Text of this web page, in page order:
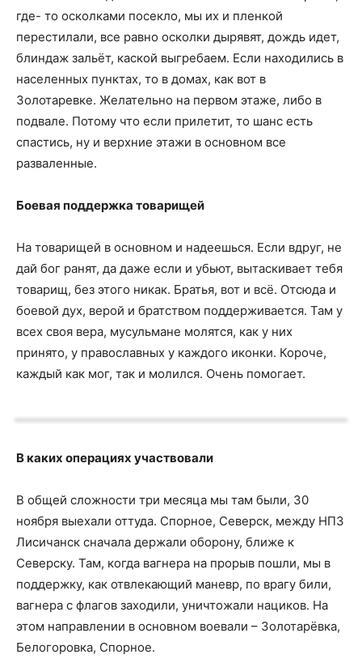
где- то осколками посекло, мы их и пленкой
перестилали, все равно осколки дырявят, дождь идет,
блиндаж зальёт, каской выгребаем. Если находились в
населенных пунктах, то в домах, как вот в
Золотаревке. Желательно на первом этаже, либо в
подвале. Потому что если прилетит, то шанс есть
спастись, ну и верхние этажи в основном все
разваленные.
Боевая поддержка товарищей
На товарищей в основном и надеешься. Если вдруг, не
дай бог ранят, да даже если и убьют, вытаскивает тебя
товарищ, без этого никак. Братья, вот и всё. Отсюда и
боевой дух, верой и братством поддерживается. Там у
всех своя вера, мусульмане молятся, как у них
принято, у православных у каждого иконки. Короче,
каждый как мог, так и молился. Очень помогает.
В каких операциях участвовали
В общей сложности три месяца мы там были, 30
ноября выехали оттуда. Спорное, Северск, между НПЗ
Лисичанск сначала держали оборону, ближе к
Северску. Там, когда вагнера на прорыв пошли, мы в
поддержку, как отвлекающий маневр, по врагу били,
вагнера с флагов заходили, уничтожали нациков. На
этом направлении в основном воевали – Золотарёвка,
Белогоровка, Спорное.